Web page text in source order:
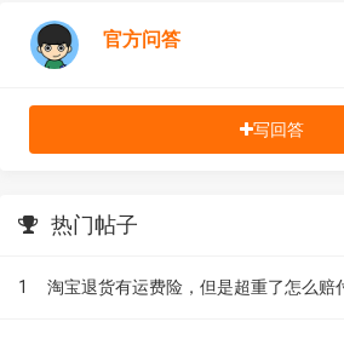
官方问答
写回答
热门帖子
1 淘宝退货有运费险，但是超重了怎么赔